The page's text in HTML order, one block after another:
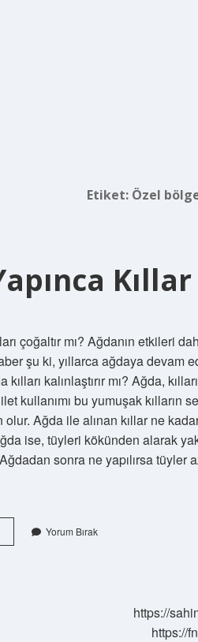
Etiket: Özel
Kıllar
çoğaltır mı? Ağdanın etkileri
şu ki, yıllarca ağdaya devam
kalınlaştırır mı? Ağda,
kullanımı bu yumuşak
Ağda ile alınan kıllar ne
ise, tüyleri kökünden alarak
sonra ne yapılırsa
Yorum Bırak
https://
https://